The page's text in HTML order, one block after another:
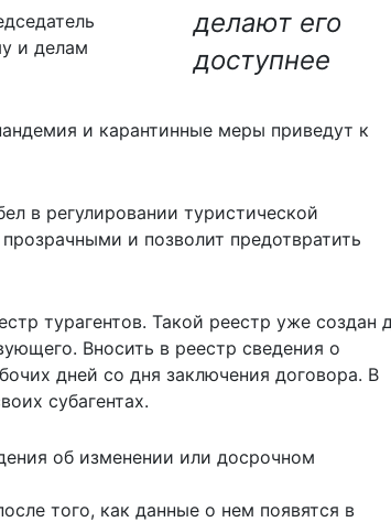
делают его
доступнее
и делам
и карантинные меры приведут к
в регулировании туристической
и позволит предотвратить
турагентов. Такой реестр уже создан
Вносить в реестр сведения о
дней со дня заключения договора. В
субагентах.
об изменении или досрочном
того, как данные о нем появятся в